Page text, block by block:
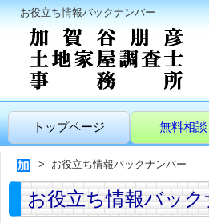
お役立ち情報バックナンバー
トップページ 無料相談
お役立ち情報バックナンバー
お役立ち情報バッ